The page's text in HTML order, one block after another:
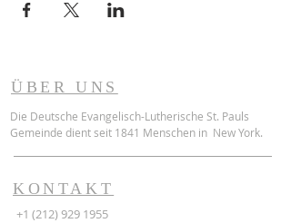
ÜBER UNS
Die Deutsche Evangelisch-Lutherische St. Pauls
Gemeinde dient seit 1841 Menschen in New York.
KONTAKT
+1 (212) 929 1955